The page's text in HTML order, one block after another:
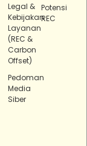
Legal &
Kebijakan
Layanan
(REC &
Carbon
Offset)
Pedoman
Media
Siber
Potensi
REC